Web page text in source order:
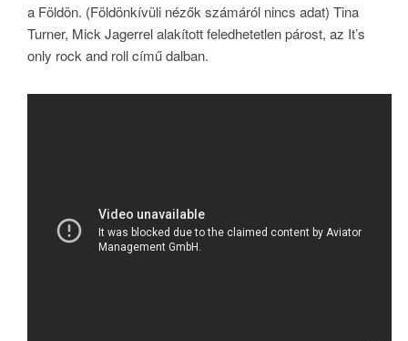
a Földön. (Földönkívüli nézők számáról nincs adat) Tina
Turner, Mick Jagerrel alakított feledhetetlen párost, az It’s
only rock and roll című dalban.